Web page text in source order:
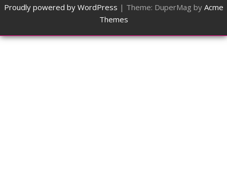
Proudly powered by WordPress | Theme: DuperMag by Acme
Themes